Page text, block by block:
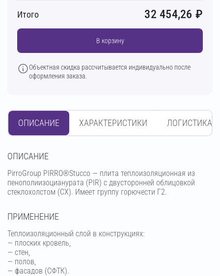
Итого
32 454,26 ₽
В корзину
Объектная скидка рассчитывается индивидуально после
оформления заказа.
ОПИСАНИЕ ХАРАКТЕРИСТИКИ ЛОГИСТИКА
OПИСАНИЕ
PirroGroup PIRRO®Stucco — плита теплоизоляционная из
пенополиизоцианурата (PIR) с двусторонней облицовкой
стеклохолстом (СХ). Имеет группу горючести Г2.
ПРИМЕНЕНИЕ
Теплоизоляционный слой в конструкциях:
— плоских кровель,
— стен,
— полов,
— фасадов (СФТК).